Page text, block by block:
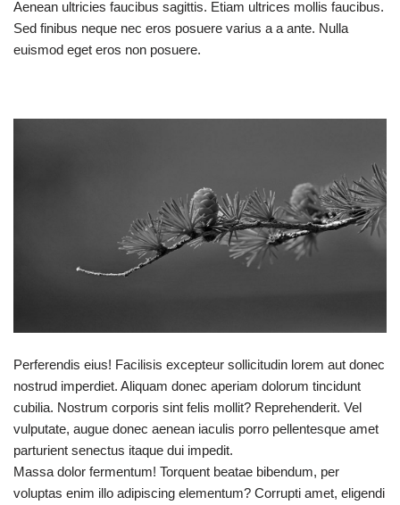
Aenean ultricies faucibus sagittis. Etiam ultrices mollis faucibus.
Sed finibus neque nec eros posuere varius a a ante. Nulla
euismod eget eros non posuere.
Perferendis eius! Facilisis excepteur sollicitudin lorem aut donec
nostrud imperdiet. Aliquam donec aperiam dolorum tincidunt
cubilia. Nostrum corporis sint felis mollit? Reprehenderit. Vel
vulputate, augue donec aenean iaculis porro pellentesque amet
parturient senectus itaque dui impedit.
Massa dolor fermentum! Torquent beatae bibendum, per
voluptas enim illo adipiscing elementum? Corrupti amet, eligendi